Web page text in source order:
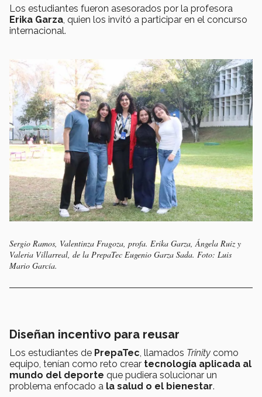
Los estudiantes fueron asesorados por la profesora
Erika Garza , quien los invitó a participar en el concurso
internacional.
Sergio Ramos, Valentinza Fragoza, profa. Erika Garza, Ángela Ruiz y
Valeria Villarreal, de la PrepaTec Eugenio Garza Sada. Foto: Luis
Mario García.
Diseñan incentivo para reusar
Los estudiantes de PrepaTec, llamados Trinity como
equipo, tenían como reto crear tecnología aplicada al
mundo del deporte que pudiera solucionar un
problema enfocado a la salud o el bienestar.